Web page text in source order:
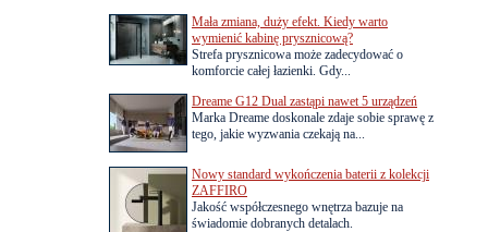
Mała zmiana, duży efekt. Kiedy warto
wymienić kabinę prysznicową?
Strefa prysznicowa może zadecydować o
komforcie całej łazienki. Gdy...
Dreame G12 Dual zastąpi nawet 5 urządzeń
Marka Dreame doskonale zdaje sobie sprawę z
tego, jakie wyzwania czekają na...
Nowy standard wykończenia baterii z kolekcji
ZAFFIRO
Jakość współczesnego wnętrza bazuje na
świadomie dobranych detalach.